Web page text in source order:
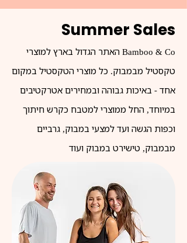
Summer Sales
Bamboo & Co האתר הגדול בארץ למוצרי
טקסטיל מבמבוק. כל מוצרי הטקסטיל במקום
אחד - באיכות גבוהה ובמחירים אטרקטיבים
במיוחד, החל ממוצרי למטבח כקרש חיתוך
וכפות הגשה ועד למצעי במבוק, גרביים
מבמבוק, טישירט במבוק ועוד